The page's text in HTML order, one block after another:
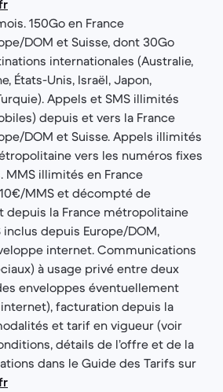
150Go en France
DOM et Suisse, dont 30Go
internationales (Australie,
États-Unis, Israël, Japon,
Appels et SMS illimités
depuis et vers la France
DOM et Suisse. Appels illimités
vers les numéros fixes
MMS illimités en France
MMS et décompté de
depuis la France métropolitaine
inclus depuis Europe/DOM,
internet. Communications
à usage privé entre deux
enveloppes éventuellement
facturation depuis la
et tarif en vigueur (voir
détails de l’offre et de la
dans le Guide des Tarifs sur